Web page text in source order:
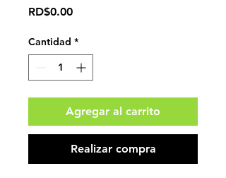
RD$0.00Precio
Cantidad *
Agregar al carrito
Realizar compra